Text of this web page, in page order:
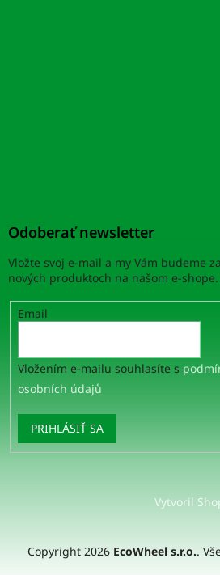
Odoberať newsletter
Vložte svoj e-mail a my Vám budeme
nových produktoch na našom e-shope.
Email
Vložením e-mailu souhlasíte s
osobních údajů
PRIHLÁSIŤ SA
Vytvoril
Copyright 2026 EcoWheel s.r.o..